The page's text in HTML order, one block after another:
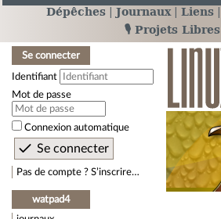
Dépêches Journaux Liens
🎙️ Projets Libres
Se connecter
Identifiant
Mot de passe
Connexion automatique
Pas de compte ? S’inscrire…
watpad4